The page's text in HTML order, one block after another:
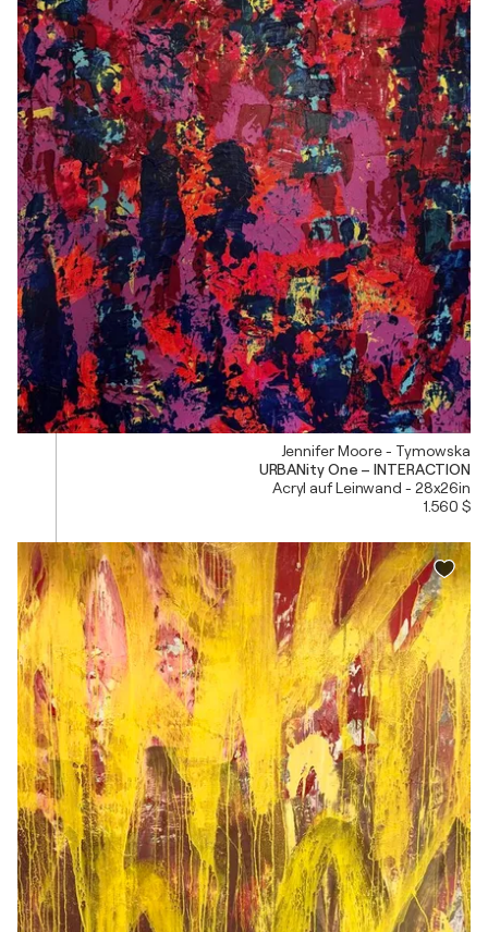
Jennifer Moore - Tymowska
URBANity One – INTERACTION
Acryl auf Leinwand - 28x26in
1.560 $